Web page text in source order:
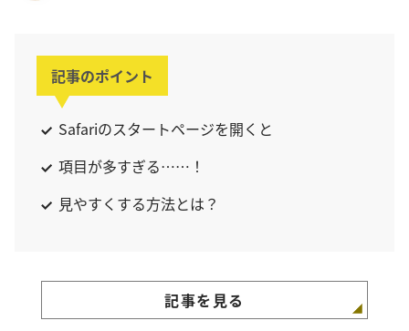
記事のポイント
Safariのスタートページを開くと
項目が多すぎる……！
見やすくする方法とは？
記事を見る